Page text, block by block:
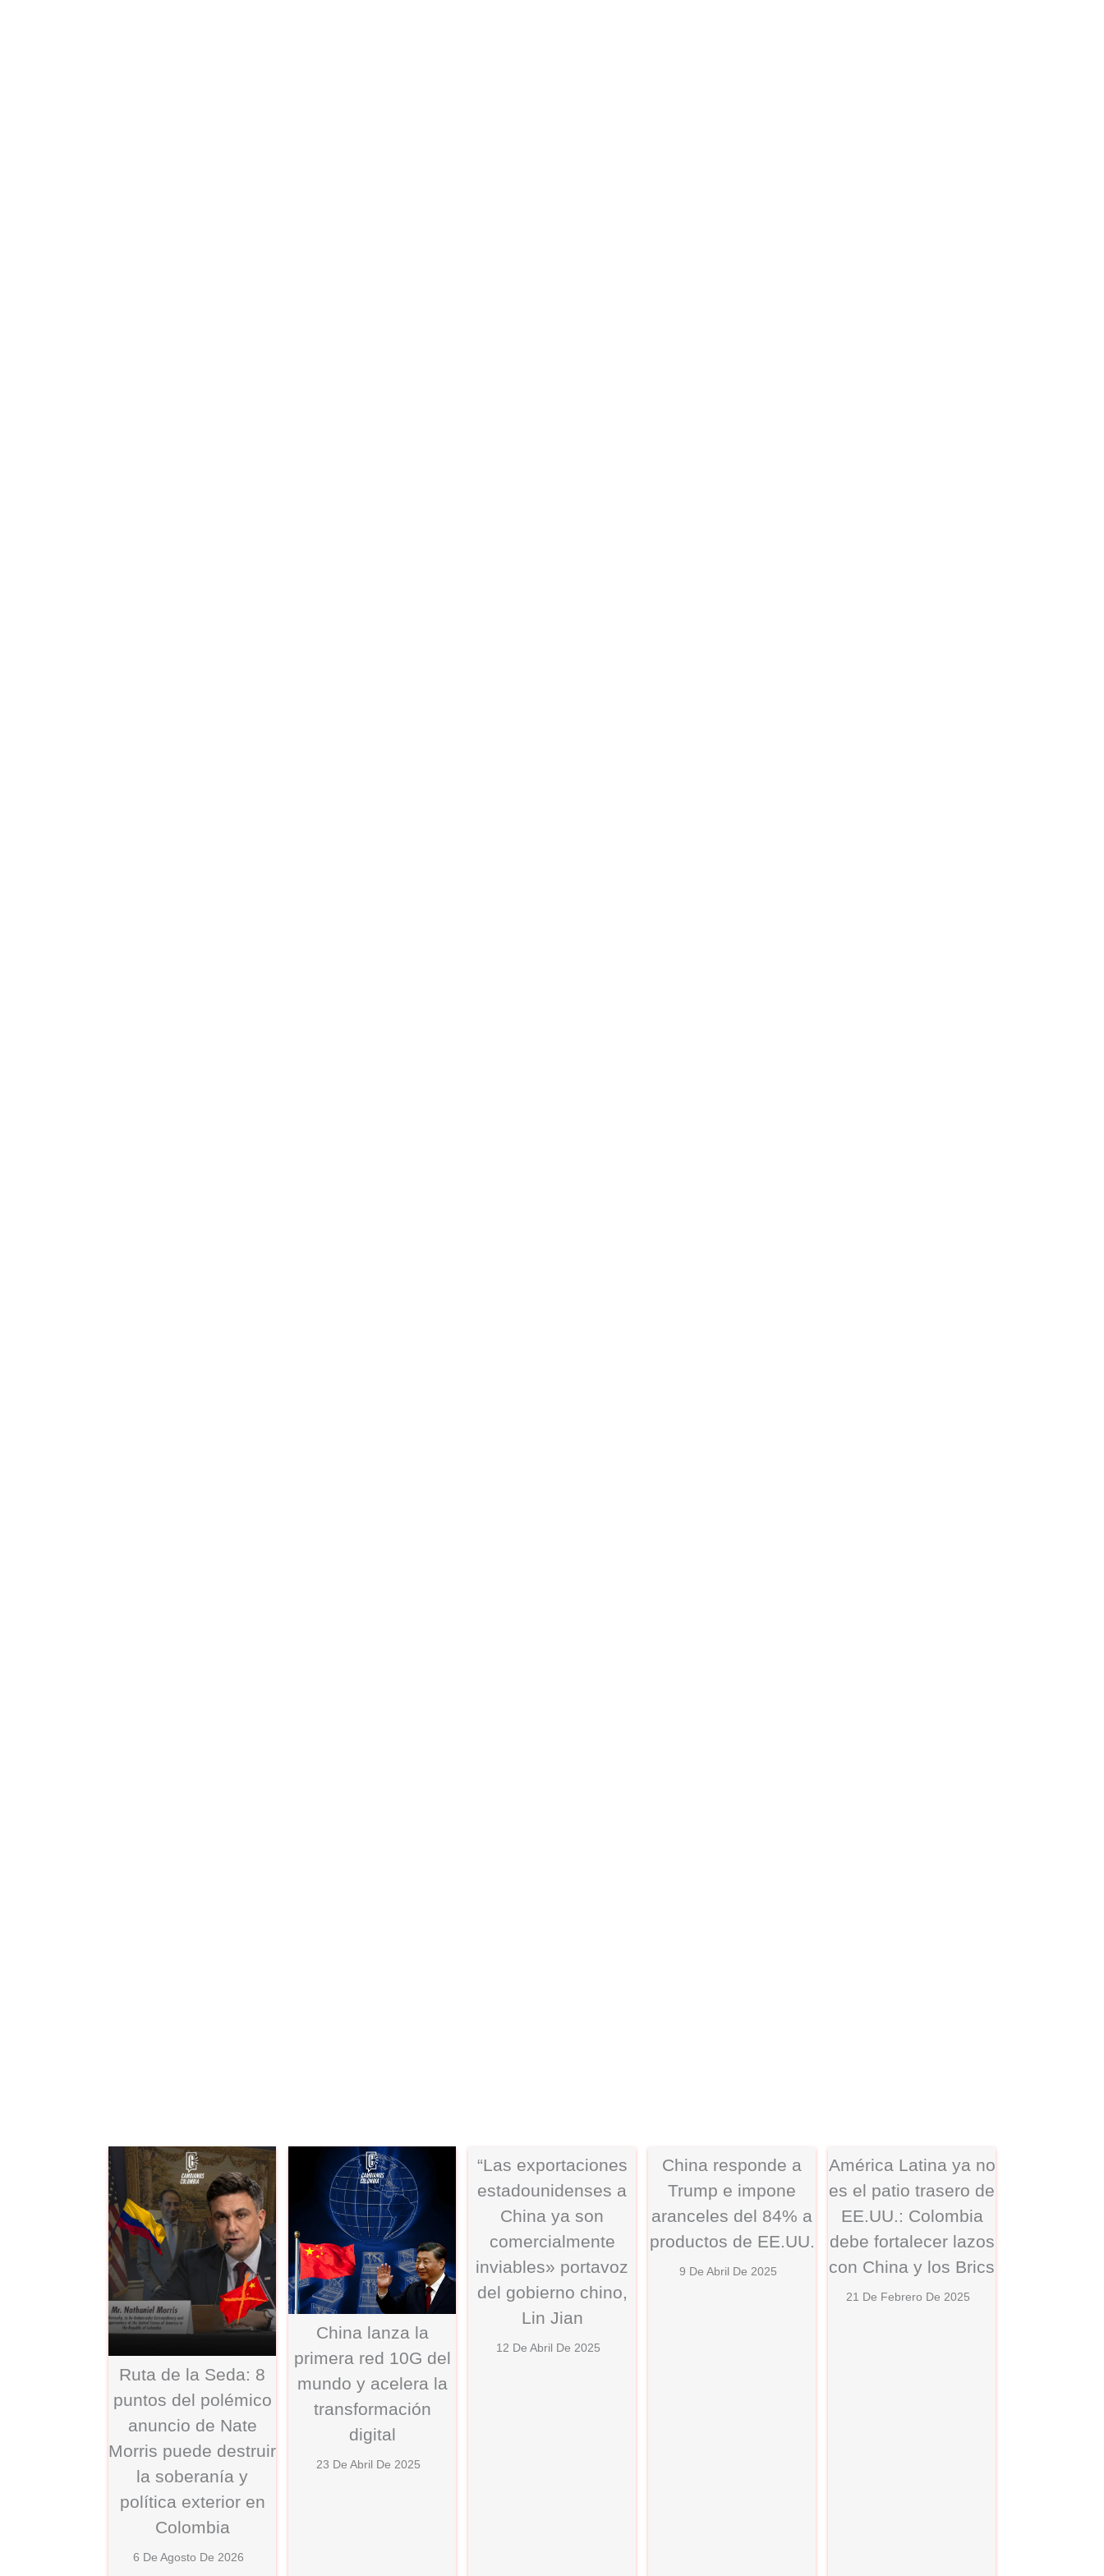
Ruta de la Seda: 8
puntos del polémico
anuncio de Nate
Morris puede destruir
la soberanía y
política exterior en
Colombia
6 De Agosto De 2026
China lanza la
primera red 10G del
mundo y acelera la
transformación
digital
23 De Abril De 2025
“Las exportaciones
estadounidenses a
China ya son
comercialmente
inviables» portavoz
del gobierno chino,
Lin Jian
12 De Abril De 2025
China responde a
Trump e impone
aranceles del 84% a
productos de EE.UU.
9 De Abril De 2025
América Latina ya no
es el patio trasero de
EE.UU.: Colombia
debe fortalecer lazos
con China y los Brics
21 De Febrero De 2025